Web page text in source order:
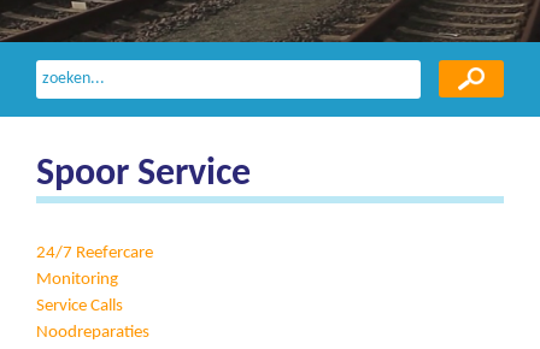
Spoor Service
24/7 Reefercare
Monitoring
Service Calls
Noodreparaties